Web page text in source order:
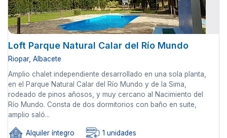
Loft Parque Natural Calar del Río Mundo
Riopar, Albacete
Amplio chalet independiente desarrollado en una sola planta,
en el Parque Natural Calar del Río Mundo y de la Sima,
rodeado de pinos añosos, y muy cercano al Nacimiento del
Río Mundo. Consta de dos dormitorios con baño en suite,
amplio saló...
Alquiler íntegro 1 unidades